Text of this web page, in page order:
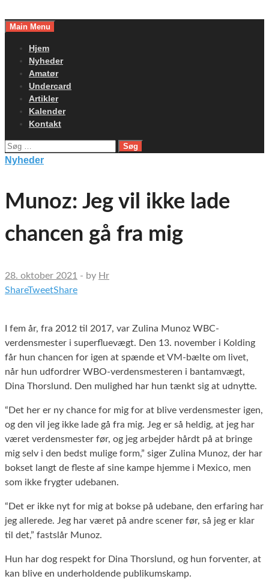
toMain Menu
Hjem
Nyheder
Amatør
Undercard
Artikler
Kalender
Kontakt
Søg
efter:
Nyheder
Munoz: Jeg vil ikke lade
chancen gå fra mig
28. oktober 2021 - by Hr
ShareTweetShare
I fem år, fra 2012 til 2017, var Zulina Munoz WBC-
verdensmester i superfluevægt. Den 13. november i Kolding
får hun chancen for igen at spænde et VM-bælte om livet,
når hun udfordrer WBO-verdensmesteren i bantamvægt,
Dina Thorslund. Den mulighed har hun tænkt sig at udnytte.
“Det her er ny chance for mig for at blive verdensmester igen,
og den vil jeg ikke lade gå fra mig. Jeg er så heldig, at jeg har
været verdensmester før, og jeg arbejder hårdt på at bringe
mig selv i den bedst mulige form,” siger Zulina Munoz, der har
bokset langt de fleste af sine kampe hjemme i Mexico, men
som ikke frygter udebanen.
“Det er ikke nyt for mig at bokse på udebane, den erfaring har
jeg allerede. Jeg har været på andre scener før, så jeg er klar
til det,” fastslår Munoz.
Hun har dog respekt for Dina Thorslund, og hun forventer, at
kan blive en underholdende publikumskamp.